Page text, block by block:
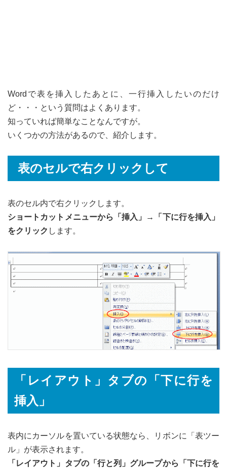
Wordで表を挿入したあとに、一行挿入したいのだけ
ど・・・という質問はよくあります。
知っていれば簡単なことなんですが。
いくつかの方法があるので、紹介します。
表のセルで右クリックして
表のセル内で右クリックします。
ショートカットメニューから「挿入」→「下に行を挿入」
をクリック します。
「レイアウト」タブの「下に行を
挿入」
表内にカーソルを置いている状態なら、リボンに「表ツー
ル」が表示されます。
「レイアウト」タブの「行と列」グループから「下に行を